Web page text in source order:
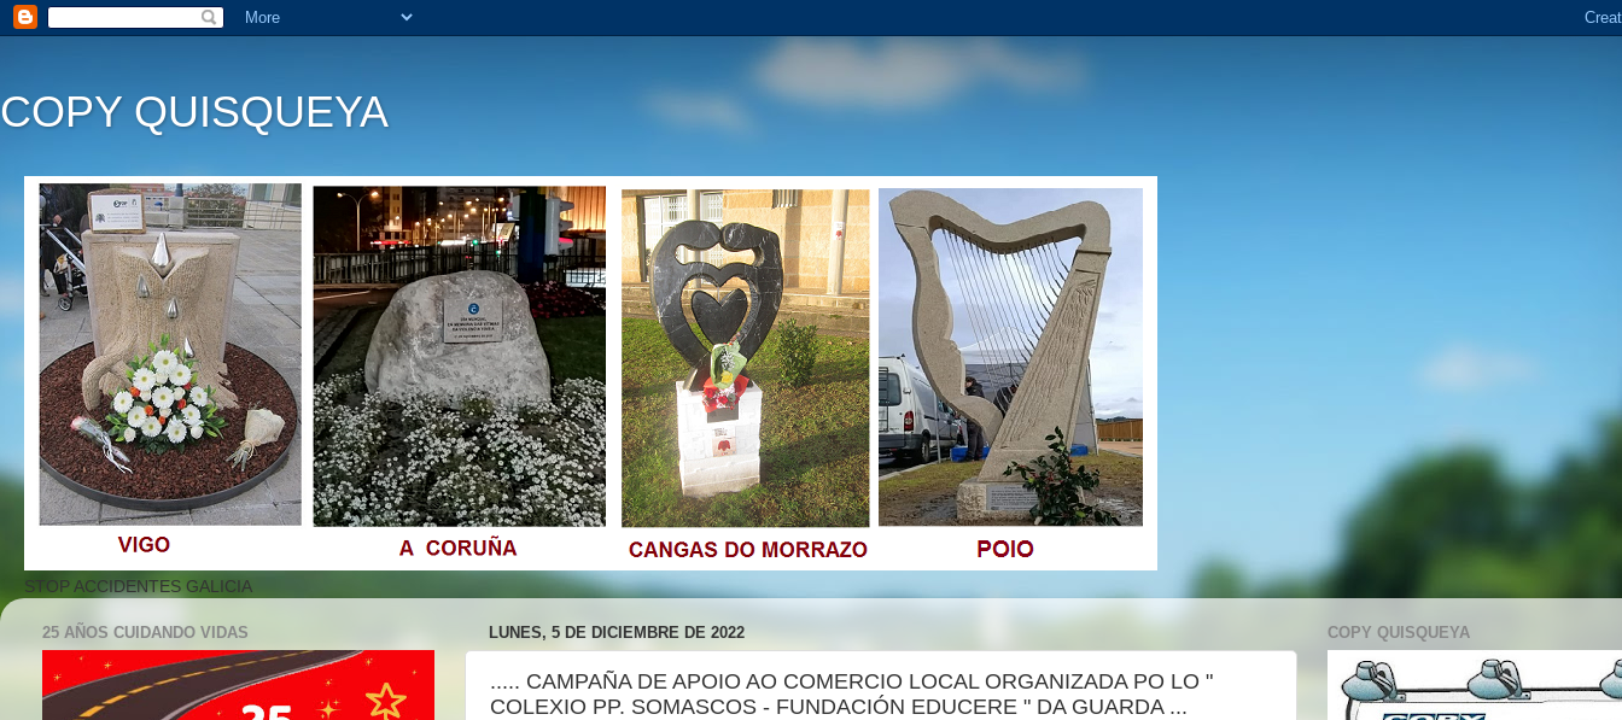
COPY QUISQUEYA
STOP ACCIDENTES GALICIA
LUNES, 5 DE DICIEMBRE DE 2022
..... CAMPAÑA DE APOIO AO COMERCIO LOCAL ORGANIZADA PO LO "
COLEXIO PP. SOMASCOS - FUNDACIÓN EDUCERE " DA GUARDA ...
25 AÑOS CUIDANDO VIDAS COPY QUISQUEYA